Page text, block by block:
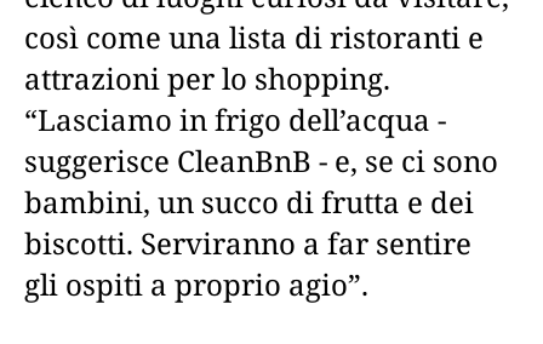
così come una lista di ristoranti e
attrazioni per lo shopping.
“Lasciamo in frigo dell’acqua -
suggerisce CleanBnB - e, se ci sono
bambini, un succo di frutta e dei
biscotti. Serviranno a far sentire
gli ospiti a proprio agio”.